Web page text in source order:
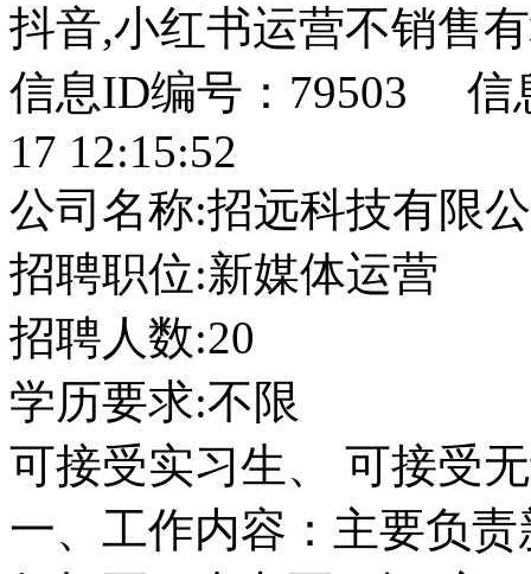
抖音,小红书运营不销售
信息ID编号：79503 信
17 12:15:52
公司名称:招远科技有限
招聘职位:新媒体运营
招聘人数:20
学历要求:不限
可接受实习生、 可接受
一、工作内容：主要负